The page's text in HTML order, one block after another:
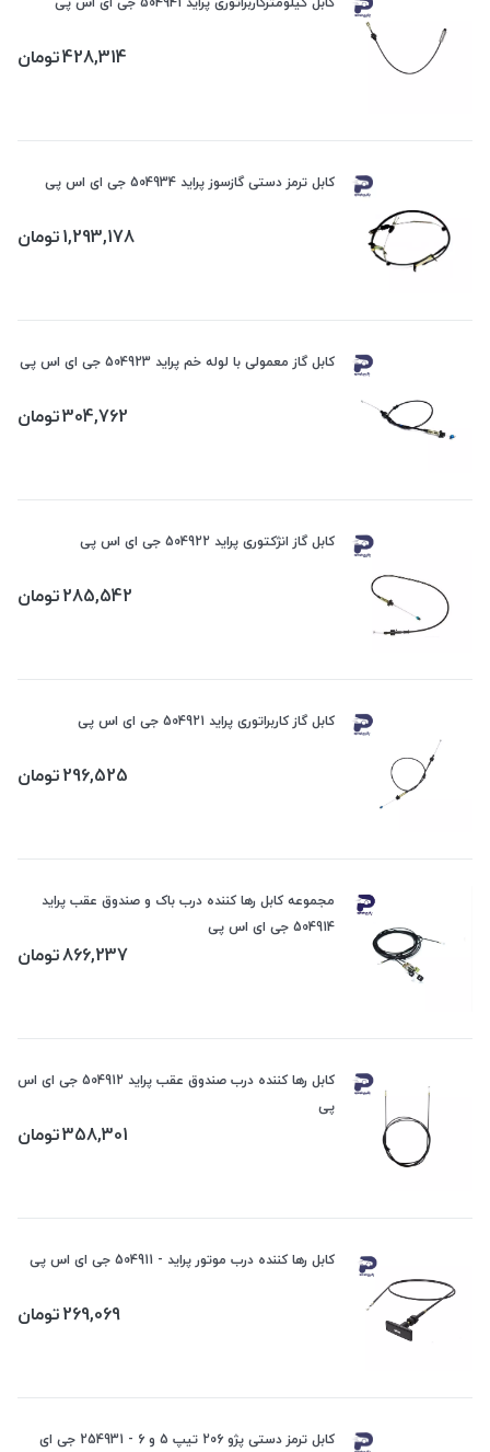
428,314تومان
کابل ترمز دستی گازسوز پراید 504934 جی ای اس پی
1,293,178تومان
کابل گاز معمولی با لوله خم پراید 504923 جی ای اس پی
304,762تومان
کابل گاز انژکتوری پراید 504922 جی ای اس پی
285,542تومان
کابل گاز کاربراتوری پراید 504921 جی ای اس پی
296,525تومان
مجموعه کابل رها کننده درب باک و صندوق عقب پراید
504914 جی ای اس پی
866,237تومان
کابل رها کننده درب صندوق عقب پراید 504912 جی ای اس
پی
358,301تومان
کابل رها کننده درب موتور پراید - 504911 جی ای اس پی
269,069تومان
کابل ترمز دستی پژو 206 تیپ 5 و 6 - 254931 جی ای